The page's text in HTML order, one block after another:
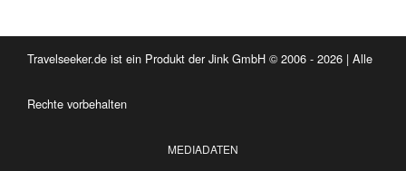
Travelseeker.de ist ein Produkt der Jink GmbH © 2006 - 2026 | Alle
Rechte vorbehalten
MEDIADATEN